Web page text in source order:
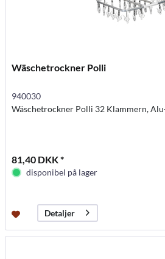
Wäschetrockner Polli
940030
Wäschetrockner Polli 32 Klammern,
81,40 DKK *
disponibel på lager
Detaljer